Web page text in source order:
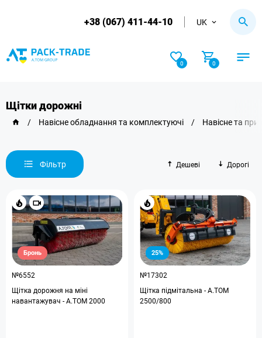
+38 (067) 411-44-10 UK
0 0
Щітки дорожні
/ Навісне обладнання та комплектуючі / Навісне та
Фільтр Дешеві Дорогі
Бронь
№6552
Щітка дорожня на міні
навантажувач - A.TOM 2000
25%
№17302
Щітка підмітальна - A.TOM
2500/800